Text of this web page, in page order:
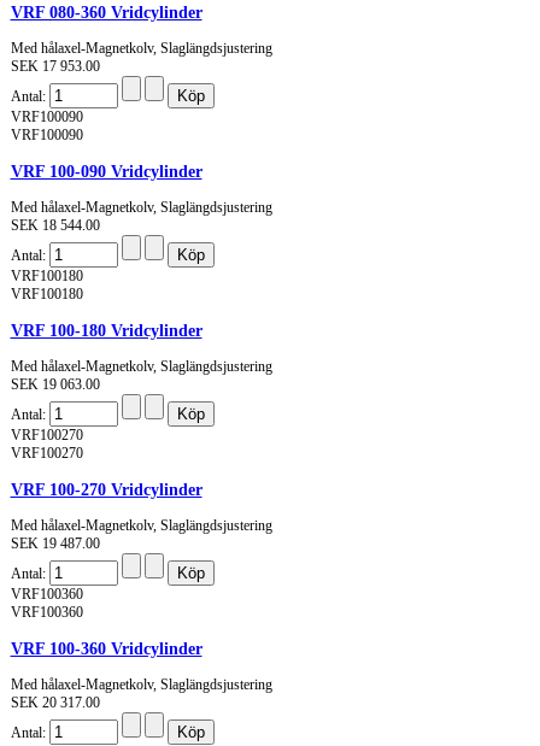
VRF 080-360 Vridcylinder
Med hålaxel-Magnetkolv, Slaglängdsjustering
SEK 17 953.00
Antal:
VRF100090
VRF100090
VRF 100-090 Vridcylinder
Med hålaxel-Magnetkolv, Slaglängdsjustering
SEK 18 544.00
Antal:
VRF100180
VRF100180
VRF 100-180 Vridcylinder
Med hålaxel-Magnetkolv, Slaglängdsjustering
SEK 19 063.00
Antal:
VRF100270
VRF100270
VRF 100-270 Vridcylinder
Med hålaxel-Magnetkolv, Slaglängdsjustering
SEK 19 487.00
Antal:
VRF100360
VRF100360
VRF 100-360 Vridcylinder
Med hålaxel-Magnetkolv, Slaglängdsjustering
SEK 20 317.00
Antal: